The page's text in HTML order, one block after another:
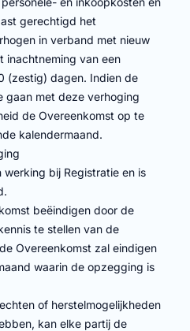
gerechtigd het
in verband met nieuw
inachtneming van een
(zestig) dagen. Indien de
gaan met deze verhoging
de Overeenkomst op te
kalendermaand.
bij Registratie en is
beëindigen door de
te stellen van de
Overeenkomst zal eindigen
waarin de opzegging is
of herstelmogelijkheden
kan elke partij de